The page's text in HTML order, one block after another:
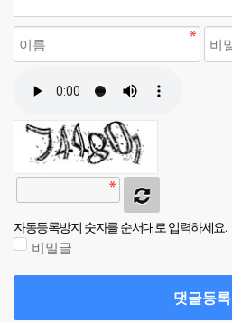
자동등록방지 숫자를 순서대로 입력하세요.
비밀글
댓글등록